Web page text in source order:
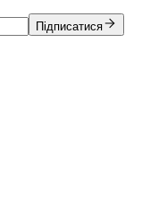
Підписатися